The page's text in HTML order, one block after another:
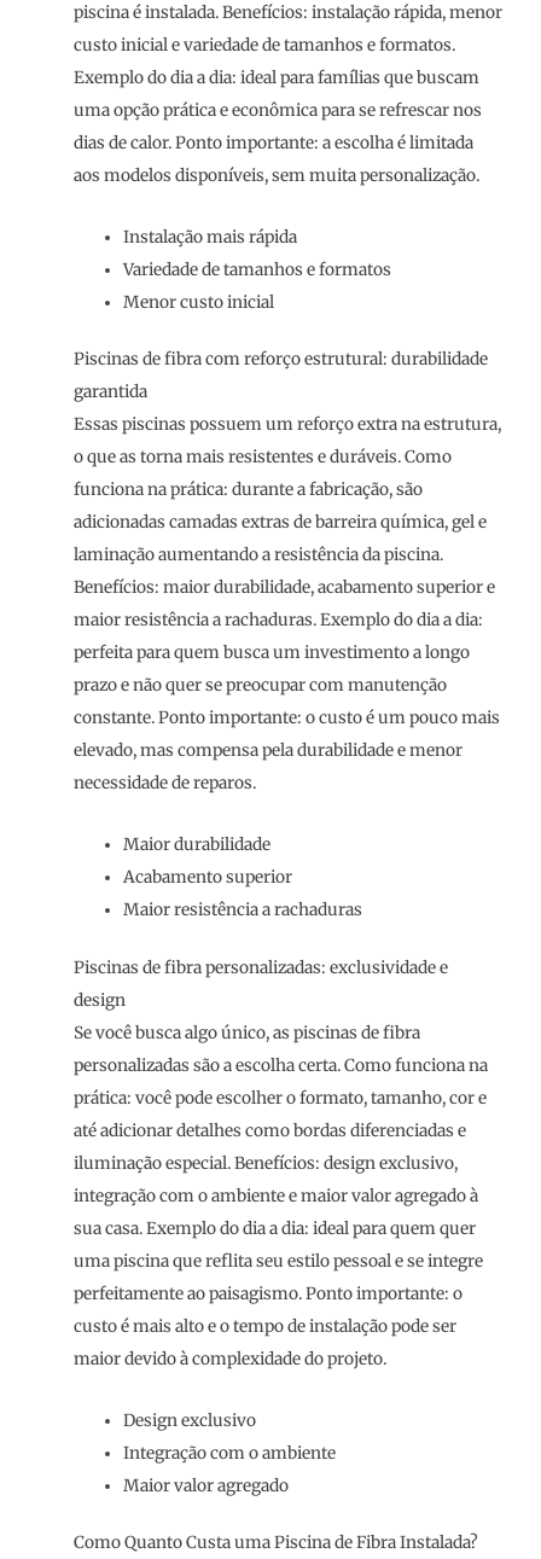
piscina é instalada. Benefícios: instalação rápida, menor
custo inicial e variedade de tamanhos e formatos.
Exemplo do dia a dia: ideal para famílias que buscam
uma opção prática e econômica para se refrescar nos
dias de calor. Ponto importante: a escolha é limitada
aos modelos disponíveis, sem muita personalização.
Instalação mais rápida
Variedade de tamanhos e formatos
Menor custo inicial
Piscinas de fibra com reforço estrutural: durabilidade
garantida
Essas piscinas possuem um reforço extra na estrutura,
o que as torna mais resistentes e duráveis. Como
funciona na prática: durante a fabricação, são
adicionadas camadas extras de barreira química, gel e
laminação aumentando a resistência da piscina.
Benefícios: maior durabilidade, acabamento superior e
maior resistência a rachaduras. Exemplo do dia a dia:
perfeita para quem busca um investimento a longo
prazo e não quer se preocupar com manutenção
constante. Ponto importante: o custo é um pouco mais
elevado, mas compensa pela durabilidade e menor
necessidade de reparos.
Maior durabilidade
Acabamento superior
Maior resistência a rachaduras
Piscinas de fibra personalizadas: exclusividade e
design
Se você busca algo único, as piscinas de fibra
personalizadas são a escolha certa. Como funciona na
prática: você pode escolher o formato, tamanho, cor e
até adicionar detalhes como bordas diferenciadas e
iluminação especial. Benefícios: design exclusivo,
integração com o ambiente e maior valor agregado à
sua casa. Exemplo do dia a dia: ideal para quem quer
uma piscina que reflita seu estilo pessoal e se integre
perfeitamente ao paisagismo. Ponto importante: o
custo é mais alto e o tempo de instalação pode ser
maior devido à complexidade do projeto.
Design exclusivo
Integração com o ambiente
Maior valor agregado
Como Quanto Custa uma Piscina de Fibra Instalada?